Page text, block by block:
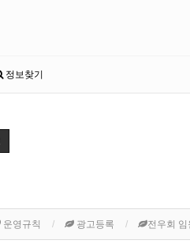
정보찾기
운영규칙 광고등록 전우회 임